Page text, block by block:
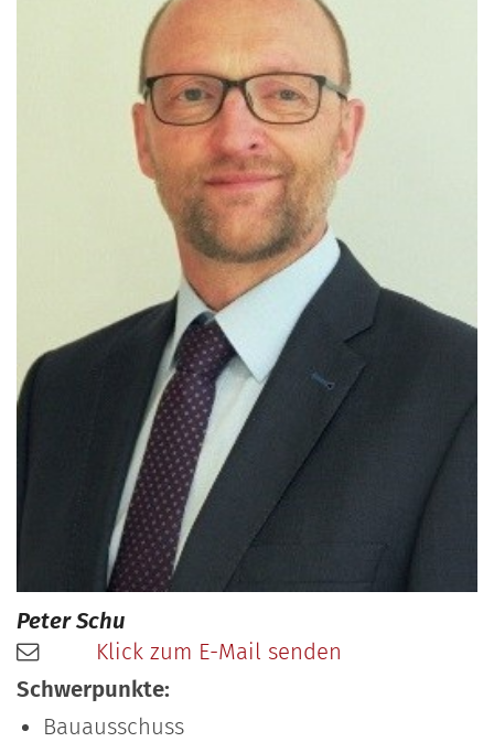
PeterSchu
Klick zum E-Mail senden
Schwerpunkte:
Bauausschuss